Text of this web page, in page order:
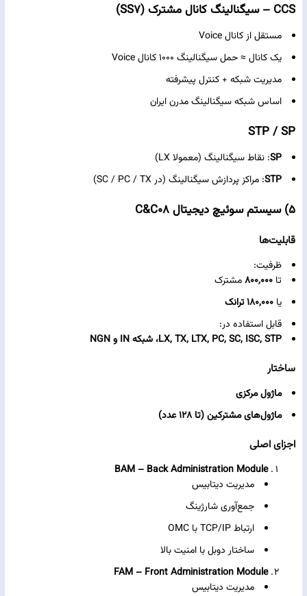
CCS – سیگنالینگ کانال مشترک (SS7)
مستقل از کانال Voice
یک کانال ≈ حمل سیگنالینگ ۱۰۰۰ کانال Voice
مدیریت شبکه + کنترل پیشرفته
اساس شبکه سیگنالینگ مدرن ایران
STP / SP
SP: نقاط سیگنالینگ (معمولا LX)
STP: مراکز پردازش سیگنالینگ (در SC / PC / TX)
۵) سیستم سوئیچ دیجیتال C&C08
قابلیت‌ها
ظرفیت:
تا ۸۰۰,۰۰۰مشترک
یا ۱۸۰,۰۰۰ ترانک
قابل استفاده در:
LX, TX, LTX, PC, SC, ISC, STP، شبکه IN و NGN
ساختار
ماژول مرکزی
ماژول‌های مشترکین (تا ۱۲۸ عدد)
اجزای اصلی
BAM – Back Administration Module
مدیریت دیتابیس
جمع‌آوری شارژینگ
ارتباط TCP/IP با OMC
ساختار دوبل با امنیت بالا
FAM – Front Administration Module
مدیریت دیتابیس